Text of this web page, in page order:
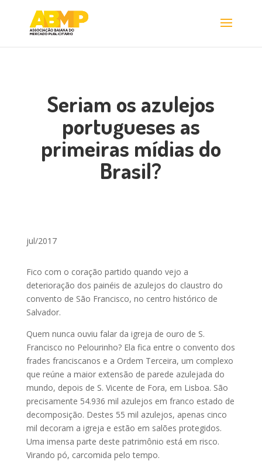
Seriam os azulejos
portugueses as
primeiras mídias do
Brasil?
jul/2017
Fico com o coração partido quando vejo a
deterioração dos painéis de azulejos do claustro do
convento de São Francisco, no centro histórico de
Salvador.
Quem nunca ouviu falar da igreja de ouro de S.
Francisco no Pelourinho? Ela fica entre o convento dos
frades franciscanos e a Ordem Terceira, um complexo
que reúne a maior extensão de parede azulejada do
mundo, depois de S. Vicente de Fora, em Lisboa. São
precisamente 54.936 mil azulejos em franco estado de
decomposição. Destes 55 mil azulejos, apenas cinco
mil decoram a igreja e estão em salões protegidos.
Uma imensa parte deste patrimônio está em risco.
Virando pó, carcomida pelo tempo.